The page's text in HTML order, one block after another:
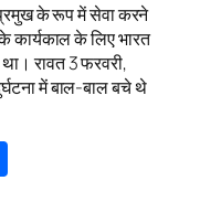
के रूप में सेवा करने
कार्यकाल के लिए भारत
रावत 3 फरवरी,
में बाल-बाल बचे थे